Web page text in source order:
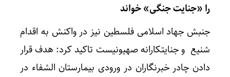
را «جنایت جنگی» خواند
جنبش جهاد اسلامی فلسطین نیز در واکنش به اقدام
شنیع و جنایتکارانه صهیونیست تاکید کرد: هدف قرار
دادن چادر خبرنگاران در ورودی بیمارستان الشفاء در